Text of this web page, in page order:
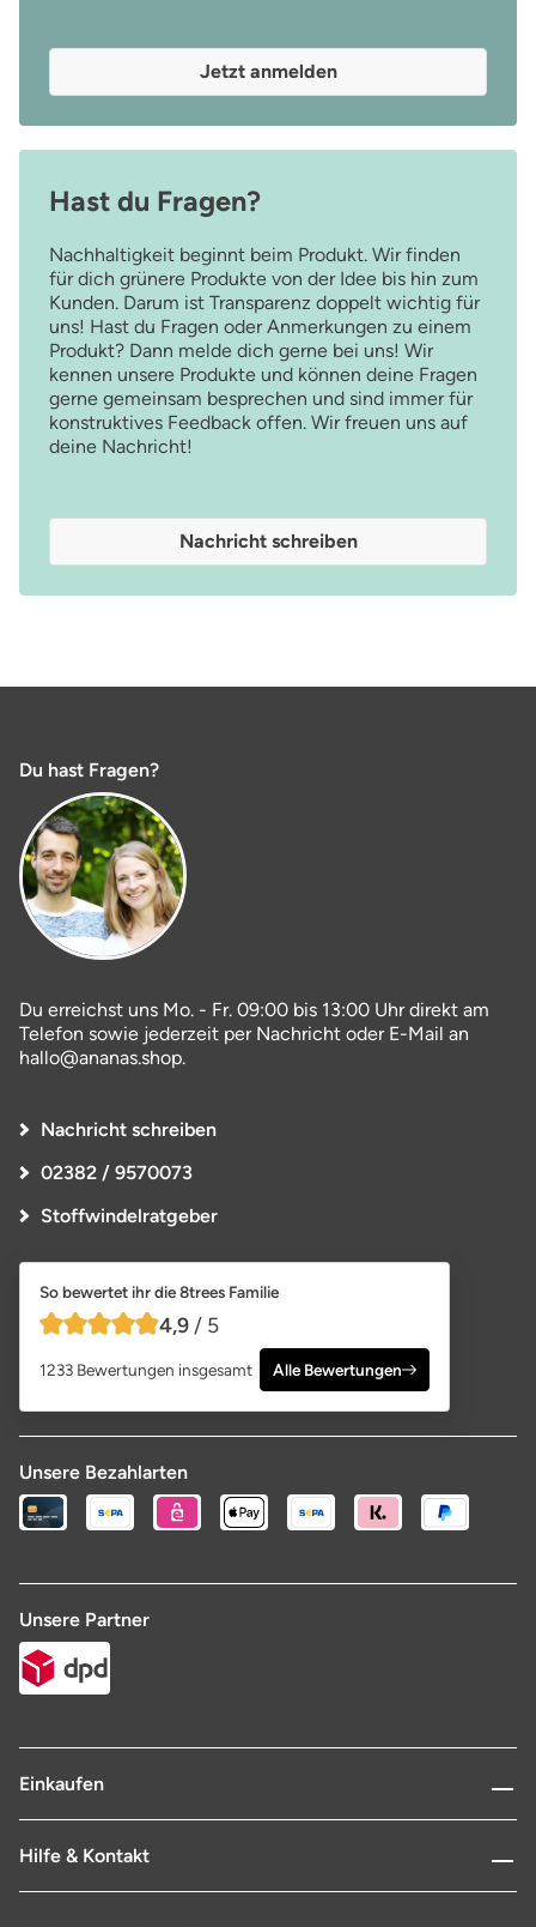
mit anderen Rabattaktionen kombinierbar sind! Hersteller
gemäß GPSR: Bamboolik s.r.o., Ječná 1321/29a, 62100 Brno,
Czech Republic, www.bamboolik.eu 8seas GmbH, Birkenstraße
65, 40233 Düsseldorf, Deutschland, www.soulely.deOhalea,
8trees GmbH, Birkenstraße 65, 40233 Düsseldorf, Deutschland,
GmbH, Birkenstraße 65, 40233 Düsseldorf, Deutschland,
Jetzt anmelden
Hast du Fragen?
Nachhaltigkeit beginnt beim Produkt. Wir finden
für dich grünere Produkte von der Idee bis hin zum
Kunden. Darum ist Transparenz doppelt wichtig für
uns! Hast du Fragen oder Anmerkungen zu einem
Produkt? Dann melde dich gerne bei uns! Wir
kennen unsere Produkte und können deine Fragen
gerne gemeinsam besprechen und sind immer für
konstruktives Feedback offen. Wir freuen uns auf
deine Nachricht!
Nachricht schreiben
Du hast Fragen?
Du erreichst uns Mo. - Fr. 09:00 bis 13:00 Uhr direkt am
Telefon sowie jederzeit per Nachricht oder E-Mail an
hallo@ananas.shop.
Nachricht schreiben
02382 / 9570073
Stoffwindelratgeber
So bewertet ihr die 8trees Familie
4,9 von 5 Sternen
4,9 / 5
1233 Bewertungen insgesamt Alle Bewertungen
Unsere Bezahlarten
Unsere Partner
Einkaufen
Hilfe & Kontakt